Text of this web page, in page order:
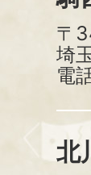
〒
埼
電
北